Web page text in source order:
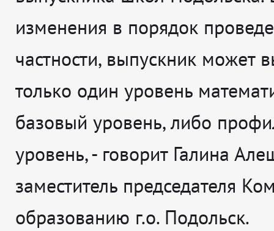
изменения в порядок
частности, выпускник может
только один уровень
базовый уровень, либо
уровень, - говорит Галина
заместитель председателя
образованию г.о. Подольск.